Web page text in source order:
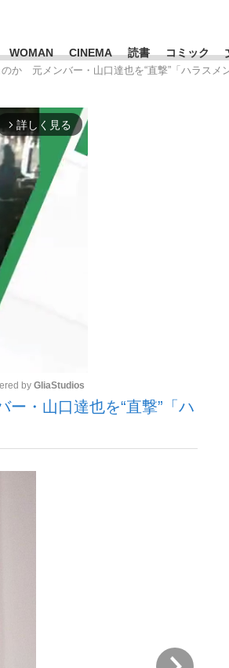
「最悪の空気のまま解散」WBC日本代表“敗
マが悪者扱いされているのが悲しい」『北
WOMAN CINEMA 読書 コミック
#城彰二
か 元メンバー・山口達也を“直撃”「ハラス
arrow_forward_ios 詳しく見る
by GliaStudios
・山口達也を“直撃”「ハ